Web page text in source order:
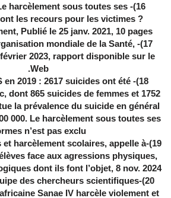
Le harcèlement sous toutes ses
les recours pour les victimes ?
Publié le 25 janv. 2021, 10 pages.
mondiale de la Santé,
2023, rapport disponible sur le
Web.
en 2019 : 2617 suicides ont été
dont 865 suicides de femmes et 1752
la prévalence du suicide en général
000. Le harcèlement sous toutes ses
n’est pas exclu.
et harcèlement scolaires, appelle à
face aux agressions physiques,
dont ils font l’objet, 8 nov. 2024.
des chercheurs scientifiques
Sanae IV harcèle violement et